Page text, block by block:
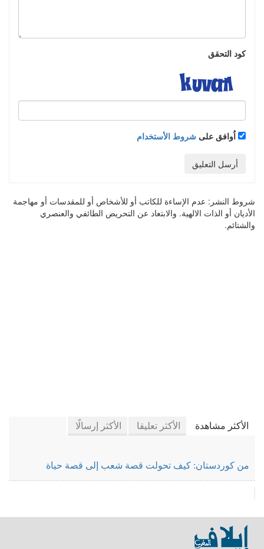
كود التحقق
اُوافق على شروط الأستخدام
أرسل التعليق
شروط النشر: عدم الإساءة للكاتب أو للأشخاص أو للمقدسات أو مهاجمة
الأديان أو الذات الالهية. والابتعاد عن التحريض الطائفي والعنصري
والشتائم.
الأكثر مشاهدة الأكثر تعليقا الأكثر إرسالًا
من كوردستان: كيف تحولت قصة شعب إلى قصة حياة